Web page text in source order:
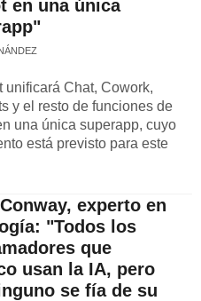
en una única
unificará Chat, Cowork,
y el resto de funciones de
una única superapp, cuyo
está previsto para este
experto en
"Todos los
que
usan la IA, pero
se fía de su